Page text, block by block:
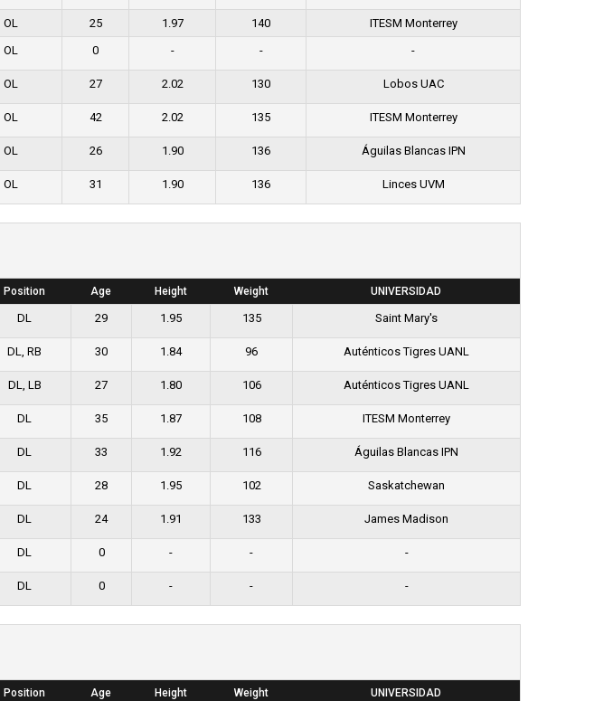
OL 25 1.97 140
ITESM Monterrey
OL 0 - - -
OL 27 2.02 130 Lobos UAC
OL 42 2.02 135 ITESM Monterrey
OL 26 1.90 136 Águilas Blancas IPN
OL 31 1.90 136 Linces UVM
Position Age Height Weight UNIVERSIDAD
DL 29 1.95 135 Saint Mary's
DL, RB 30 1.84 96 Auténticos Tigres UANL
DL, LB 27 1.80 106 Auténticos Tigres UANL
DL 35 1.87 108 ITESM Monterrey
DL 33 1.92 116 Águilas Blancas IPN
DL 28 1.95 102 Saskatchewan
DL 24 1.91 133 James Madison
DL 0 - - -
DL 0 - - -
Position Age Height Weight UNIVERSIDAD